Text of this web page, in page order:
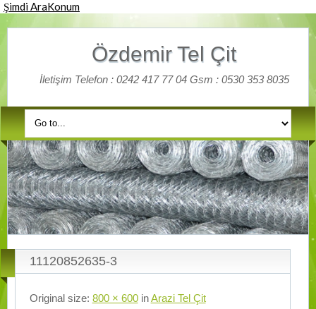
Şimdi AraKonum
Özdemir Tel Çit
İletişim Telefon : 0242 417 77 04 Gsm : 0530 353 8035
11120852635-3
Original size: 800 × 600inArazi Tel Çit